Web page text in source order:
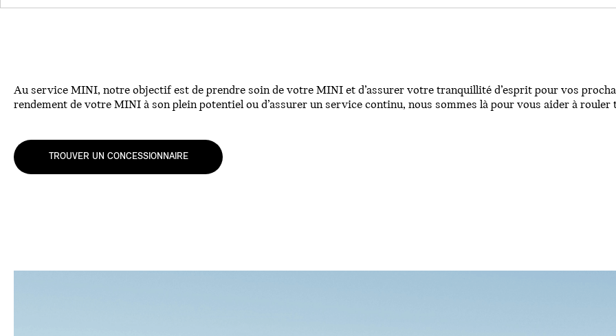
Au service MINI, notre objectif est de prendre soin de votre MINI et d’assurer votre tranquillité d’esprit pour vos
rendement de votre MINI à son plein potentiel ou d’assurer un service continu, nous sommes là pour vous aider à rouler
TROUVER UN CONCESSIONNAIRE